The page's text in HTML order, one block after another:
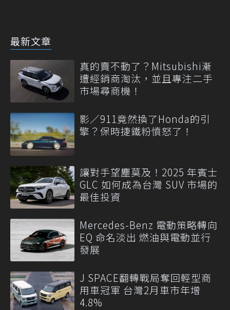
最新文章
真的賣不動了？Mitsubishi漸
遭經銷商淘汰，並且專注二手
市場尋商機！
影／911竟然換了Honda的引
擎？保時捷鐵粉憤怒了！
讓對手望塵莫及！2025 年賓士
GLC 如何成為台灣 SUV 市場的
最佳投資
Mercedes-Benz 電動策略轉向
EQ 命名淡出 燃油與電動並行
發展
J SPACE翻轉戰局奪回輕型商
用車冠軍 台灣2月車市年增
4.8%